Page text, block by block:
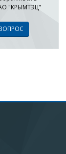
"КРЫМТЭЦ"